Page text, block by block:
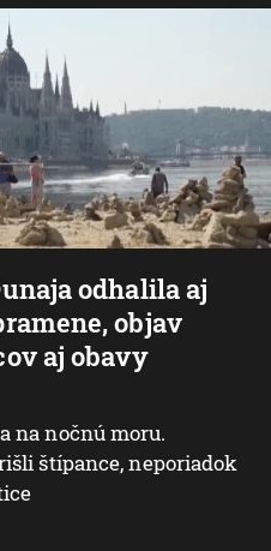
odhalila aj
objav
aj obavy
na nočnú moru.
štípance, neporiadok